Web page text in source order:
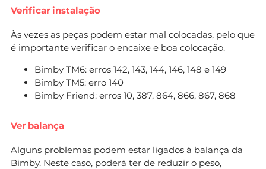
Verificar instalação
Às vezes as peças podem estar mal colocadas, pelo que
é importante verificar o encaixe e boa colocação.
Bimby TM6: erros 142, 143, 144, 146, 148 e 149
Bimby TM5: erro 140
Bimby Friend: erros 10, 387, 864, 866, 867, 868
Ver balança
Alguns problemas podem estar ligados à balança da
Bimby. Neste caso, poderá ter de reduzir o peso,